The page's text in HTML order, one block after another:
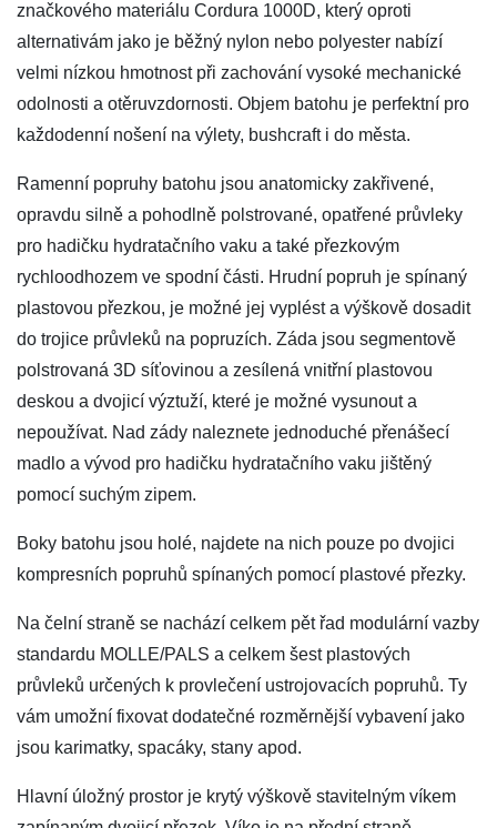
značkového materiálu Cordura 1000D, který oproti
alternativám jako je běžný nylon nebo polyester nabízí
velmi nízkou hmotnost při zachování vysoké mechanické
odolnosti a otěruvzdornosti. Objem batohu je perfektní pro
každodenní nošení na výlety, bushcraft i do města.
Ramenní popruhy batohu jsou anatomicky zakřivené,
opravdu silně a pohodlně polstrované, opatřené průvleky
pro hadičku hydratačního vaku a také přezkovým
rychloodhozem ve spodní části. Hrudní popruh je spínaný
plastovou přezkou, je možné jej vyplést a výškově dosadit
do trojice průvleků na popruzích. Záda jsou segmentově
polstrovaná 3D síťovinou a zesílená vnitřní plastovou
deskou a dvojicí výztuží, které je možné vysunout a
nepoužívat. Nad zády naleznete jednoduché přenášecí
madlo a vývod pro hadičku hydratačního vaku jištěný
pomocí suchým zipem.
Boky batohu jsou holé, najdete na nich pouze po dvojici
kompresních popruhů spínaných pomocí plastové přezky.
Na čelní straně se nachází celkem pět řad modulární vazby
standardu MOLLE/PALS a celkem šest plastových
průvleků určených k provlečení ustrojovacích popruhů. Ty
vám umožní fixovat dodatečné rozměrnější vybavení jako
jsou karimatky, spacáky, stany apod.
Hlavní úložný prostor je krytý výškově stavitelným víkem